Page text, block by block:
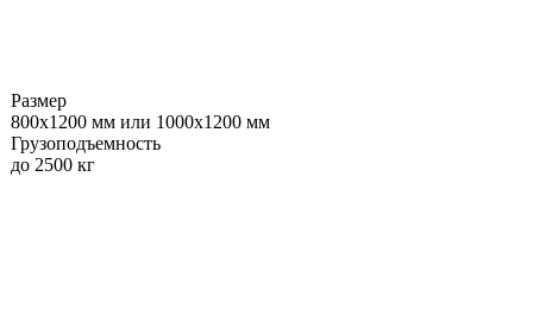
Размер
800х1200 мм или 1000х1200 мм
Грузоподъемность
до 2500 кг